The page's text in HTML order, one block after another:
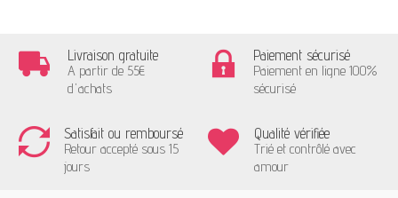
Livraison gratuite
A partir de 55€
d'achats
Paiement sécurisé
Paiement en ligne 100%
sécurisé
Satisfait ou remboursé
Retour accepté sous 15
jours
Qualité vérifiée
Trié et contrôlé avec
amour